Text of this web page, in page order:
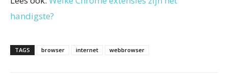
handigste?
TAGS browser internet webbrowser